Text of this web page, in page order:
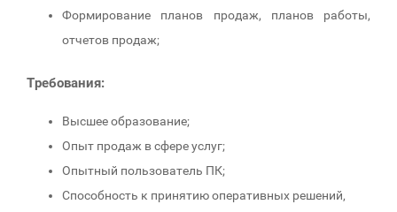
Формирование планов продаж, планов работы,
отчетов продаж;
Требования:
Высшее образование;
Опыт продаж в сфере услуг;
Опытный пользователь ПК;
Способность к принятию оперативных решений‚